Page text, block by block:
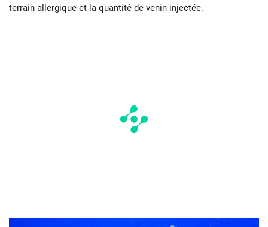
terrain allergique et la quantité de venin injectée.